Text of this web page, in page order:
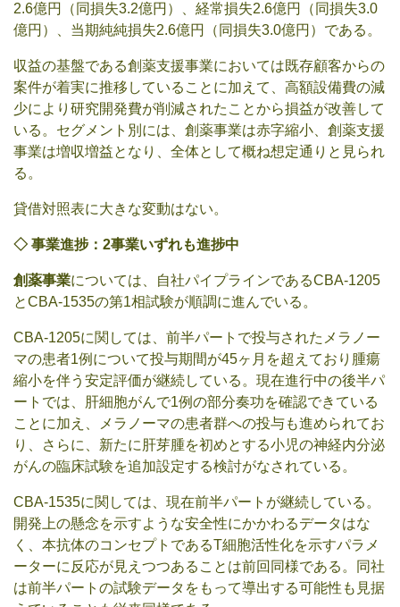
2.6億円（同損失3.2億円）、経常損失2.6億円（同損失3.0
億円）、当期純純損失2.6億円（同損失3.0億円）である。
収益の基盤である創薬支援事業においては既存顧客からの
案件が着実に推移していることに加えて、高額設備費の減
少により研究開発費が削減されたことから損益が改善して
いる。セグメント別には、創薬事業は赤字縮小、創薬支援
事業は増収増益となり、全体として概ね想定通りと見られ
る。
貸借対照表に大きな変動はない。
◇ 事業進捗： 2事業いずれも進捗中
創薬事業については、自社パイプラインであるCBA-1205
とCBA-1535の第1相試験が順調に進んでいる。
CBA-1205に関しては、前半パートで投与されたメラノー
マの患者1例について投与期間が45ヶ月を超えており腫瘍
縮小を伴う安定評価が継続している。現在進行中の後半パ
ートでは、肝細胞がんで1例の部分奏功を確認できている
ことに加え、メラノーマの患者群への投与も進められてお
り、さらに、新たに肝芽腫を初めとする小児の神経内分泌
がんの臨床試験を追加設定する検討がなされている。
CBA-1535に関しては、現在前半パートが継続している。
開発上の懸念を示すような安全性にかかわるデータはな
く、本抗体のコンセプトであるT細胞活性化を示すパラメ
ーターに反応が見えつつあることは前回同様である。同社
は前半パートの試験データをもって導出する可能性も見据